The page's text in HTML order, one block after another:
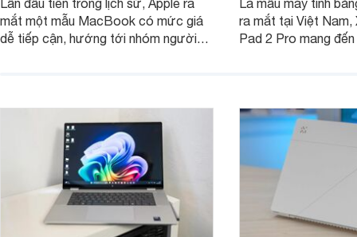
Lần đầu tiên trong lịch sử, Apple ra
mắt một mẫu MacBook có mức giá
dễ tiếp cận, hướng tới nhóm người
hút sự quan tâm lớn từ thị trường.
Là mẫu máy tính
ra mắt tại Việt Nam,
Pad 2 Pro mang